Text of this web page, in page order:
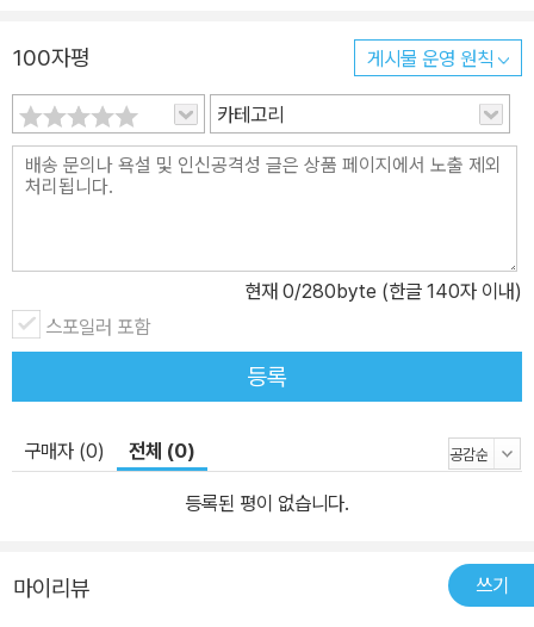
100자평 게시물 운영 원칙
카테고리
현재 0/280byte (한글 140자 이내)
스포일러 포함
등록
구매자 (0) 전체 (0)
등록된 평이 없습니다.
마이리뷰 쓰기